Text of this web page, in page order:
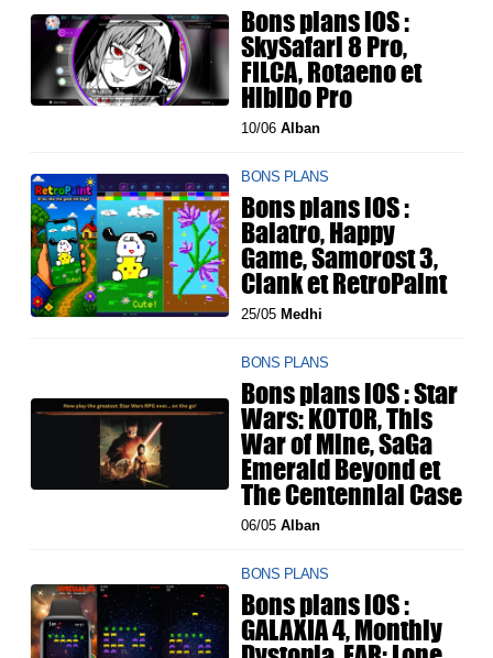
Bons plans iOS :
SkySafari 8 Pro,
FILCA, Rotaeno et
HibiDo Pro
10/06Alban
BONS PLANS
Bons plans iOS :
Balatro, Happy
Game, Samorost 3,
Clank et RetroPaint
25/05 Medhi
BONS PLANS
Bons plans iOS : Star
Wars: KOTOR, This
War of Mine, SaGa
Emerald Beyond et
The Centennial Case
06/05Alban
BONS PLANS
Bons plans iOS :
GALAXIA 4, Monthly